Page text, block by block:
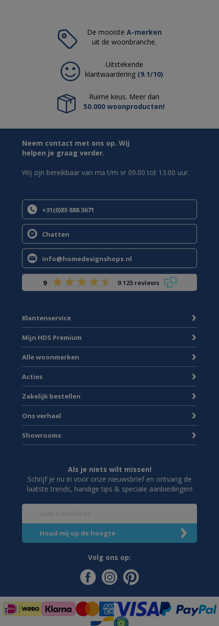
De mooiste A-merken
uit de woonbranche.
Uitstekende
klantwaardering (9.1/10)
Ruime keus. Meer dan
50.000 woonproducten!
Neem contact met ons op. Wij
helpen je graag verder.
Wij zijn bereikbaar van ma t/m vr 09.00 tot 13.00 uur.
+31(0)85 888 3671
Chatten
info@homedesignshops.nl
9 9.125 reviews
Klantenservice
Mijn HDS Premium
Alle woonmerken
Acties
Zakelijk bestellen
Ons verhaal
Showrooms
Als je niets wilt missen!
Schrijf je nu in voor onze nieuwsbrief en ontvang de
laatste trends, handige tips & speciale aanbiedingen!
Volg ons op: